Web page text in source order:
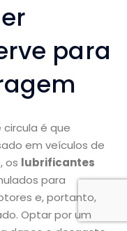
para
é que
em veículos de
os lubrificantes
para
e, portanto,
Optar por um